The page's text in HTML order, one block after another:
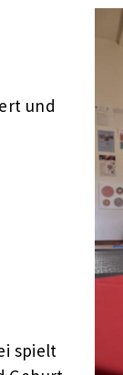
und
spielt